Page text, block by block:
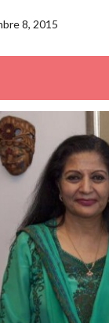
8, 2015